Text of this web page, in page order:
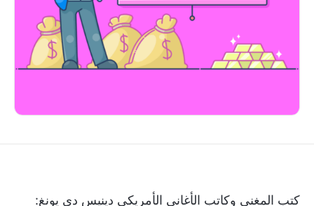
كتب المغني وكاتب الأغاني الأمريكي دينيس دي يونغ: